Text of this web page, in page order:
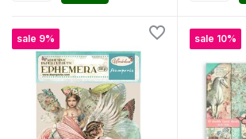
sale 9% sale 10%